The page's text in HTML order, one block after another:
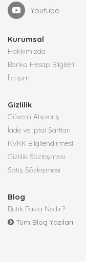
Youtube
Kurumsal
Hakkımızda
Banka Hesap Bilgileri
İletişim
Gizlilik
Güvenli Alışveriş
İade ve İptal Şartları
KVKK Bilgilendirmesi
Gizlilik Sözleşmesi
Satış Sözleşmesi
Blog
Butik Pasta Nedir?
Tüm Blog Yazıları